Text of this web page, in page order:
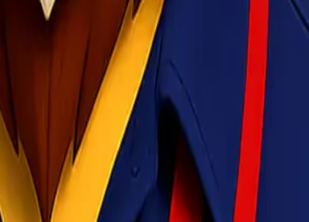
volume pengiriman yang tinggi.
selama proses pengiriman.
dan dimensi barang.
dari Lionel Express. Pastikan barang Anda